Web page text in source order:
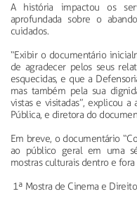
A história impactou os
aprofundada sobre o
cuidados.
“Exibir o documentário
de agradecer pelos seus
esquecidas, e que a
mas também pela sua
vistas e visitadas”, explicou a
Pública, e diretora do
Em breve, o documentário
ao público geral em uma
mostras culturais dentro e fora
1ª Mostra de Cinema e